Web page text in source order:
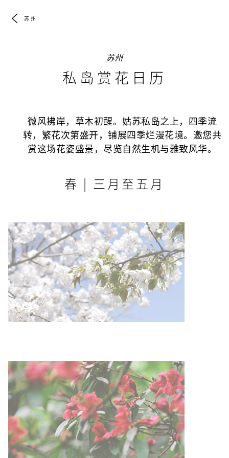
苏州
苏州
私岛赏花日历
微风拂岸，草木初醒。姑苏私岛之上，四季流
转，繁花次第盛开，铺展四季烂漫花境。邀您共
赏这场花姿盛景，尽览自然生机与雅致风华。
春 | 三月至五月